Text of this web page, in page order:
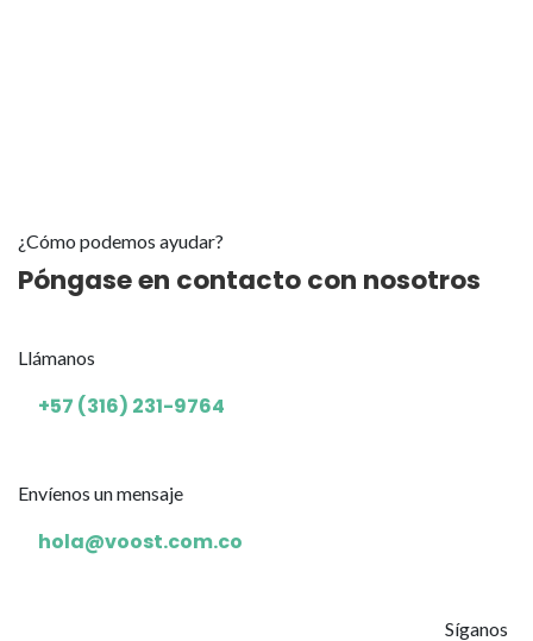
¿Cómo podemos ayudar?
Póngase en contacto con nosotros
Llámanos
+57 (316) 231-9764
Envíenos un mensaje
hola@voost.com.co
Síganos